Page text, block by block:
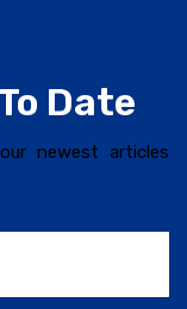
Date
newest articles